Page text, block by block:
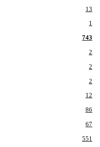
13
1
743
2
2
2
12
86
67
551